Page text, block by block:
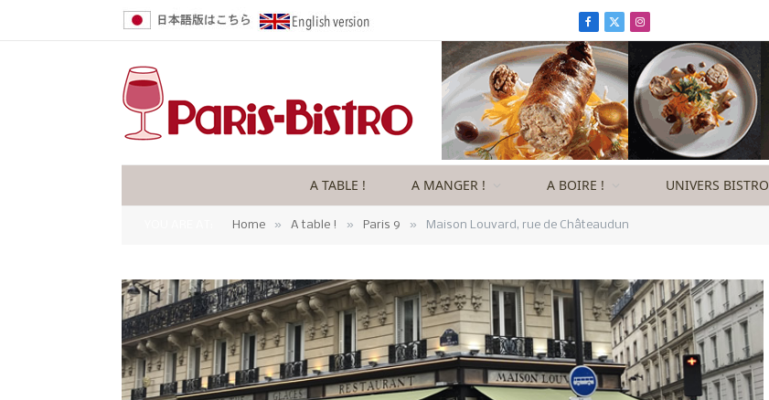
Facebook
X
(Twitter)
Instagram
A TABLE ! A MANGER ! A BOIRE ! UNIVERS BISTRO
Home » A table ! » Paris 9 » Maison Louvard, rue de Châteaudun